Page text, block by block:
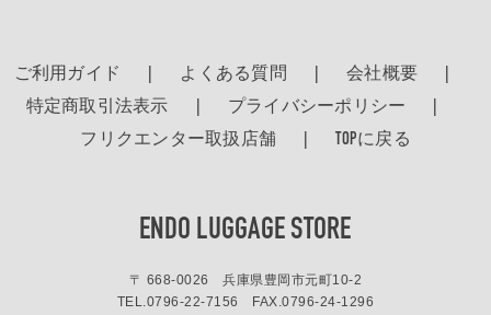
ご利用ガイド よくある質問
会社概要
特定商取引法表示
プライバシーポリシー
フリクエンター取扱店舗
TOPに戻る
ENDO LUGGAGE STORE
〒 668-0026 兵庫県豊岡市元町10-2
TEL.0796-22-7156 FAX.0796-24-1296